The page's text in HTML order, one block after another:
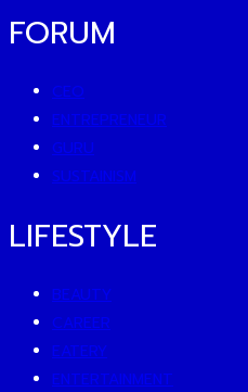
FORUM
CEO
ENTREPRENEUR
GURU
SUSTAINISM
LIFESTYLE
BEAUTY
CAREER
EATERY
ENTERTAINMENT